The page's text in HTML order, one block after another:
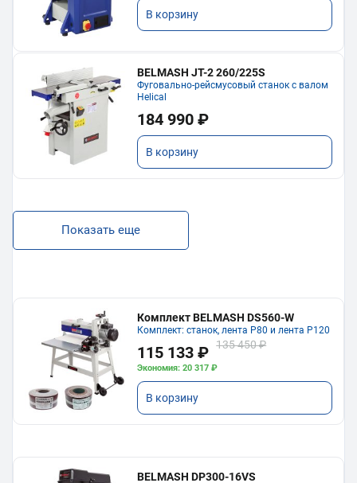
В корзину
BELMASH JT-2 260/225S
Фуговально-рейсмусовый станок с валом
Helical
184 990 ₽
В корзину
Показать еще
Комплект BELMASH DS560-W
Комплект: станок, лента P80 и лента P120
115 133 ₽ 135 450 ₽
Экономия: 20 317 ₽
В корзину
BELMASH DP300-16VS